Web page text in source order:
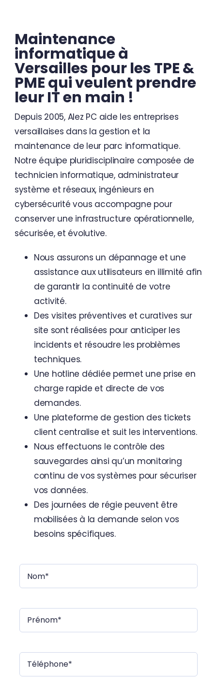
Contactez-nous
Maintenance
informatique à
Versailles pour les TPE &
PME qui veulent prendre
leur IT en main !
Depuis 2005, Alez PC aide les entreprises
versaillaises dans la gestion et la
maintenance de leur parc informatique.
Notre équipe pluridisciplinaire composée de
technicien informatique, administrateur
système et réseaux, ingénieurs en
cybersécurité vous accompagne pour
conserver une infrastructure opérationnelle,
sécurisée, et évolutive.
Nous assurons un dépannage et une
assistance aux utilisateurs en illimité afin
de garantir la continuité de votre
activité.
Des visites préventives et curatives sur
site sont réalisées pour anticiper les
incidents et résoudre les problèmes
techniques.
Une hotline dédiée permet une prise en
charge rapide et directe de vos
demandes.
Une plateforme de gestion des tickets
client centralise et suit les interventions.
Nous effectuons le contrôle des
sauvegardes ainsi qu’un monitoring
continu de vos systèmes pour sécuriser
vos données.
Des journées de régie peuvent être
mobilisées à la demande selon vos
besoins spécifiques.